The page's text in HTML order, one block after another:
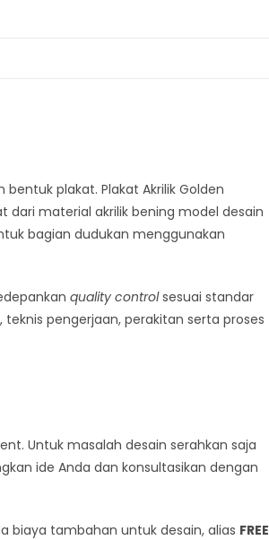
plakat. Plakat Akrilik Golden
dari material akrilik bening model desain
bagian dudukan menggunakan
quality controlsesuai standar
pengerjaan, perakitan serta proses
Untuk masalah desain serahkan saja
ide Anda dan konsultasikan dengan
biaya tambahan untuk desain, alias FREE